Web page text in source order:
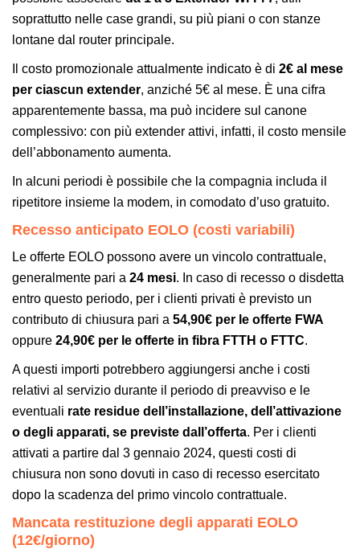
soprattutto nelle case grandi, su più piani o con stanze
lontane dal router principale.
Il costo promozionale attualmente indicato è di 2€ al mese
per ciascun extender, anziché 5€ al mese. È una cifra
apparentemente bassa, ma può incidere sul canone
complessivo: con più extender attivi, infatti, il costo mensile
dell’abbonamento aumenta.
In alcuni periodi è possibile che la compagnia includa il
ripetitore insieme la modem, in comodato d’uso gratuito.
Recesso anticipato EOLO (costi variabili)
Le offerte EOLO possono avere un vincolo contrattuale,
generalmente pari a 24 mesi. In caso di recesso o disdetta
entro questo periodo, per i clienti privati è previsto un
contributo di chiusura pari a 54,90€ per le offerte FWA
oppure 24,90€ per le offerte in fibra FTTH o FTTC.
A questi importi potrebbero aggiungersi anche i costi
relativi al servizio durante il periodo di preavviso e le
eventuali rate residue dell’installazione, dell’attivazione
o degli apparati, se previste dall’offerta. Per i clienti
attivati a partire dal 3 gennaio 2024, questi costi di
chiusura non sono dovuti in caso di recesso esercitato
dopo la scadenza del primo vincolo contrattuale.
Mancata restituzione degli apparati EOLO
(12€/giorno)